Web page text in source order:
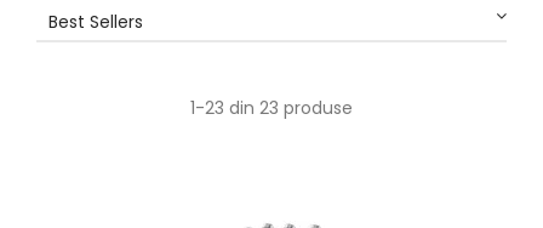
care merită să depui efort.
Best Sellers
1-23 din 23 produse